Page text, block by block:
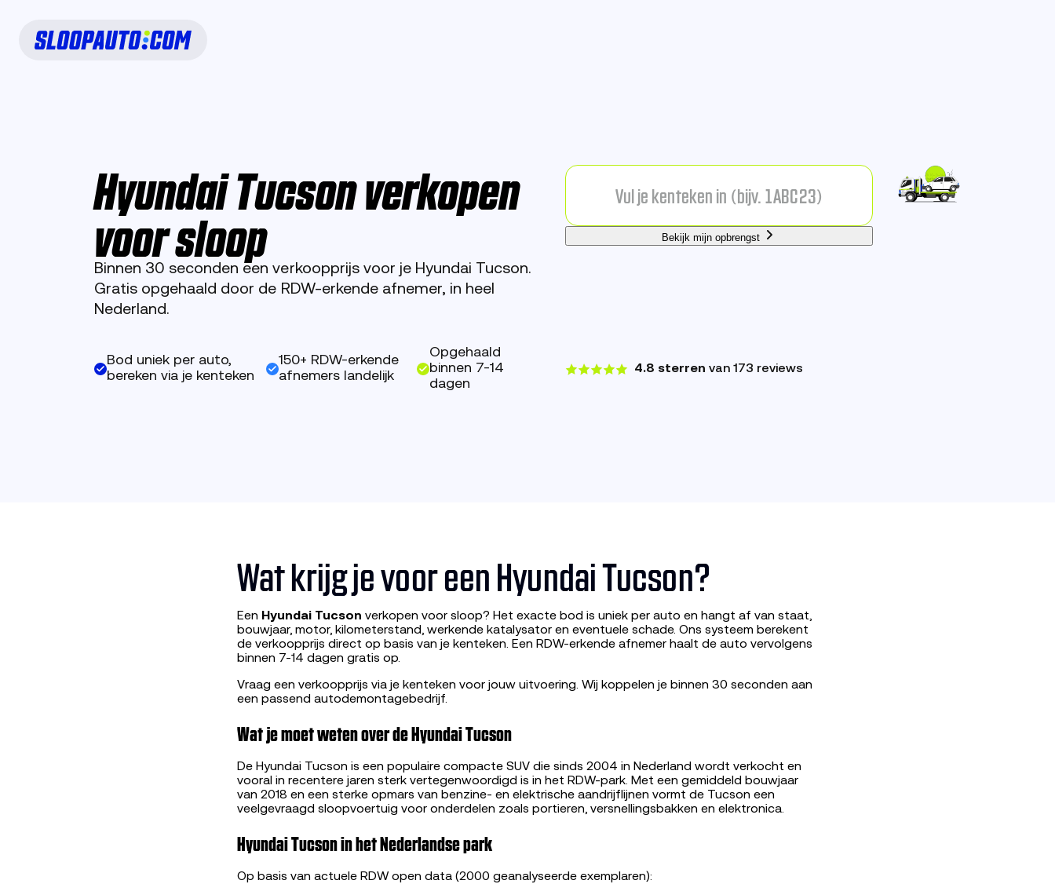
Hyundai Tucson verkopen
voor sloop
Binnen 30 seconden een verkoopprijs voor je Hyundai Tucson.
Gratis opgehaald door de RDW-erkende afnemer, in heel
Nederland.
Bekijk mijn opbrengst
Bod uniek per auto,
bereken via je kenteken
150+ RDW-erkende
afnemers landelijk
Opgehaald
binnen 7-14
dagen
4.8 sterren van 173 reviews
Wat krijg je voor een Hyundai Tucson?
Een Hyundai Tucson verkopen voor sloop? Het exacte bod is uniek per auto en hangt af van staat,
bouwjaar, motor, kilometerstand, werkende katalysator en eventuele schade. Ons systeem berekent
de verkoopprijs direct op basis van je kenteken. Een RDW-erkende afnemer haalt de auto vervolgens
binnen 7-14 dagen gratis op.
Vraag een verkoopprijs via je kenteken voor jouw uitvoering. Wij koppelen je binnen 30 seconden aan
een passend autodemontagebedrijf.
Wat je moet weten over de Hyundai Tucson
De Hyundai Tucson is een populaire compacte SUV die sinds 2004 in Nederland wordt verkocht en
vooral in recentere jaren sterk vertegenwoordigd is in het RDW-park. Met een gemiddeld bouwjaar
van 2018 en een sterke opmars van benzine- en elektrische aandrijflijnen vormt de Tucson een
veelgevraagd sloopvoertuig voor onderdelen zoals portieren, versnellingsbakken en elektronica.
Hyundai Tucson in het Nederlandse park
Op basis van actuele RDW open data (2000 geanalyseerde exemplaren):